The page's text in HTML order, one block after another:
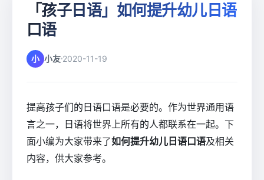
「孩子日语」如何提升幼儿日语
口语
小 小友 2020-11-19
提高孩子们的日语口语是必要的。作为世界通用语
言之一，日语将世界上所有的人都联系在一起。下
面小编为大家带来了如何提升幼儿日语口语及相关
内容，供大家参考。